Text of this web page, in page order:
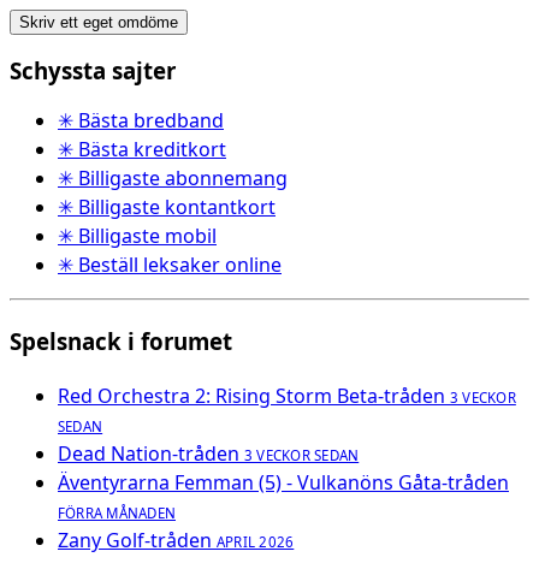
Skriv ett eget omdöme
Schyssta sajter
✳ Bästa bredband
✳ Bästa kreditkort
✳ Billigaste abonnemang
✳ Billigaste kontantkort
✳ Billigaste mobil
✳ Beställ leksaker online
Spelsnack i forumet
Red Orchestra 2: Rising Storm Beta-tråden 3 VECKOR
SEDAN
Dead Nation-tråden 3 VECKOR SEDAN
Äventyrarna Femman (5) - Vulkanöns Gåta-tråden
FÖRRA MÅNADEN
Zany Golf-tråden APRIL 2026